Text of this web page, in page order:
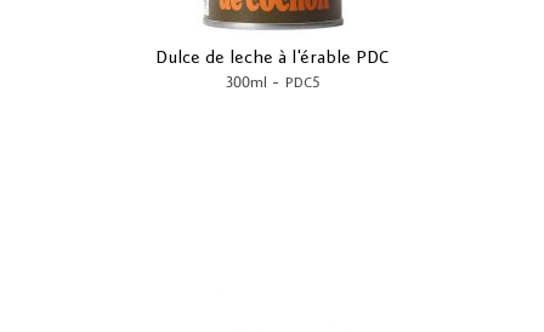
Dulce de leche à l'érable PDC
300ml - PDC5